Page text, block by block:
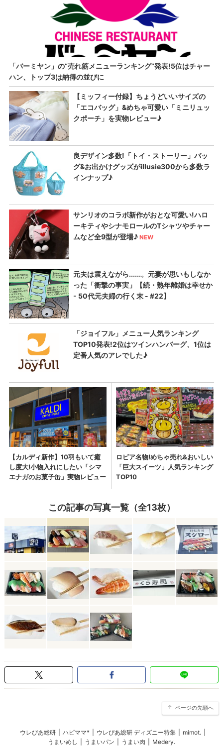
この記事の写真一覧（全13枚）
ページの先頭へ
ウレぴあ総研 ハピママ* ウレぴあ総研 ディズニー特集 mimot.
うまいめし
うまいパン うまい肉 Medery.